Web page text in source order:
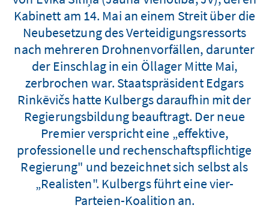
Kabinett am 14. Mai an einem Streit über die
Neubesetzung des Verteidigungsressorts
nach mehreren Drohnenvorfällen, darunter
der Einschlag in ein Öllager Mitte Mai,
zerbrochen war. Staatspräsident Edgars
Rinkēvičs hatte Kulbergs daraufhin mit der
Regierungsbildung beauftragt. Der neue
Premier verspricht eine „effektive,
professionelle und rechenschaftspflichtige
Regierung" und bezeichnet sich selbst als
„Realisten". Kulbergs führt eine vier-
Parteien-Koalition an.